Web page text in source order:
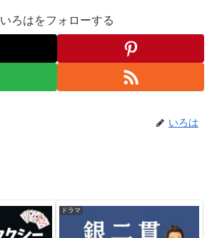
いろはをフォローする
いろは
ドラマ